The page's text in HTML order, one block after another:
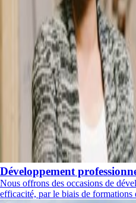
Développement
Nous offrons des occasions de
efficacité, par le biais de formations